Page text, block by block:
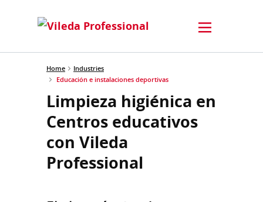
Home
Industries
Educación e instalaciones deportivas
Limpieza higiénica en
Centros educativos
con Vileda
Professional